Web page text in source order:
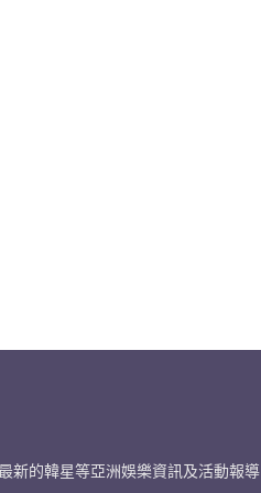
新的韓星等亞洲娛樂資訊及活動報導